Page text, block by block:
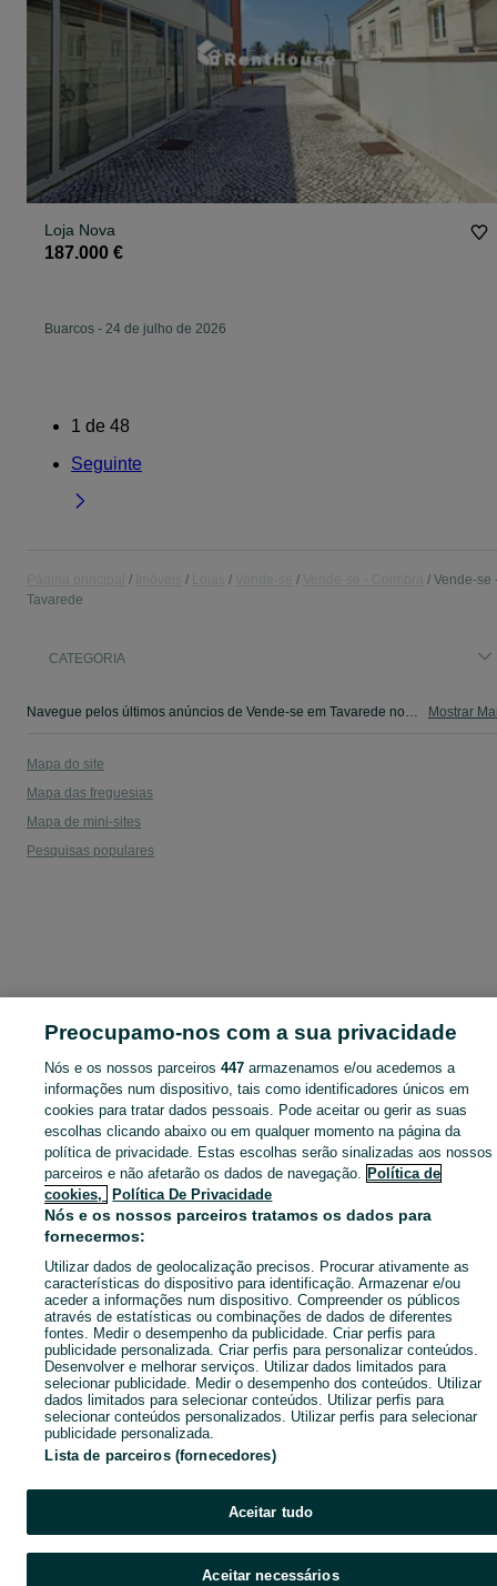
Loja Nova
187.000 €
Buarcos - 24 de julho de 2026
1 de 48
Seguinte
Vende-se
Tavarede
CATEGORIA
Navegue pelos últimos anúncios de Vende-se em Tavarede no OLX Portugal. Compre e venda produtos locais com facilidade e segurança. Mostrar
Mapa do site
Mapa das freguesias
Mapa de mini-sites
Pesquisas populares
Preocupamo-nos com a sua privacidade
Nós e os nossos parceiros447 armazenamos e/ou acedemos a
informações num dispositivo, tais como identificadores únicos em
cookies para tratar dados pessoais. Pode aceitar ou gerir as suas
escolhas clicando abaixo ou em qualquer momento na página da
política de privacidade. Estas escolhas serão sinalizadas aos nossos
parceiros e não afetarão os dados de navegação. Política de
cookies,
Política De Privacidade
Nós e os nossos parceiros tratamos os dados para
fornecermos:
Utilizar dados de geolocalização precisos. Procurar ativamente as
características do dispositivo para identificação. Armazenar e/ou
aceder a informações num dispositivo. Compreender os públicos
através de estatísticas ou combinações de dados de diferentes
fontes. Medir o desempenho da publicidade. Criar perfis para
publicidade personalizada. Criar perfis para personalizar conteúdos.
Desenvolver e melhorar serviços. Utilizar dados limitados para
selecionar publicidade. Medir o desempenho dos conteúdos. Utilizar
dados limitados para selecionar conteúdos. Utilizar perfis para
selecionar conteúdos personalizados. Utilizar perfis para selecionar
publicidade personalizada.
Lista de parceiros (fornecedores)
Aceitar tudo
Aceitar necessários